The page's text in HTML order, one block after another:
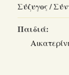
Σύζυγος /
Παιδιά: